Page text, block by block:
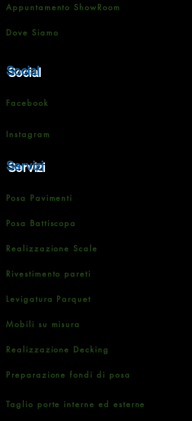
Appuntamento ShowRoom
Dove Siamo
Social
Facebook
Instagram
Servizi
Posa Pavimenti
Posa Battiscopa
Realizzazione Scale
Rivestimento pareti
Levigatura Parquet
Mobili su misura
Realizzazione Decking
Preparazione fondi di posa
Taglio porte interne ed esterne